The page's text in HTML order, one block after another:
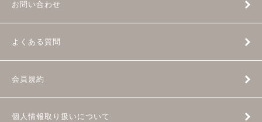
お問い合わせ
よくある質問
会員規約
個人情報取り扱いについて